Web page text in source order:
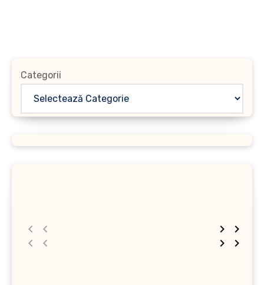
Categorii